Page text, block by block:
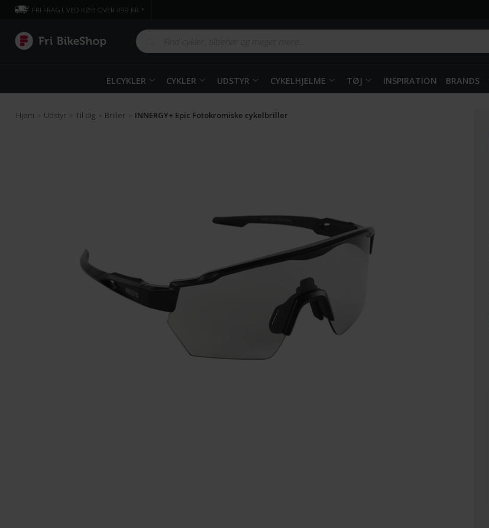
FRI FRAGT VED KØB OVER 499 KR.*
ELCYKLER CYKLER UDSTYR CYKELHJELME TØJ INSPIRATION BRANDS
Hjem > Udstyr > Til dig > Briller > INNERGY+ Epic Fotokromiske cykelbriller